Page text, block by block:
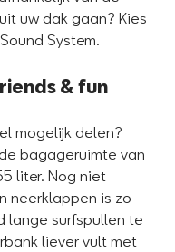
uw dak gaan? Kies
System.
& fun
mogelijk delen?
bagageruimte van
liter. Nog niet
neerklappen is zo
lange surfspullen te
liever vult met